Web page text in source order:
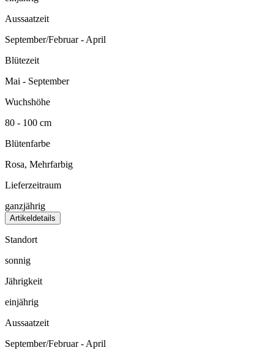
Aussaatzeit
September/Februar - April
Blütezeit
Mai - September
Wuchshöhe
80 - 100 cm
Blütenfarbe
Rosa, Mehrfarbig
Lieferzeitraum
ganzjährig
Artikeldetails
Standort
sonnig
Jährigkeit
einjährig
Aussaatzeit
September/Februar - April